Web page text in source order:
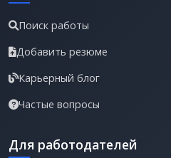
Поиск работы
Добавить резюме
Карьерный блог
Частые вопросы
Для работодателей